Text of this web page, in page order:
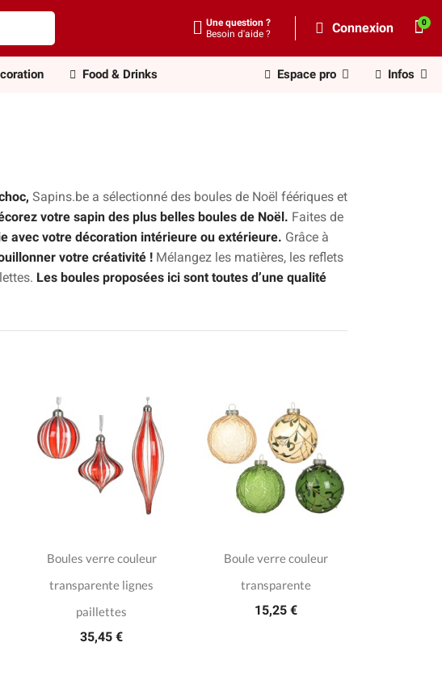
Une question ?
Besoin d'aide ?
Connexion
Food & Drinks Espace pro Infos
Sapins.be a sélectionné des boules de Noël féériques et
votre sapin des plus belles boules de Noël. Faites de
avec votre décoration intérieure ou extérieure. Grâce à
votre créativité ! Mélangez les matières, les reflets
Les boules proposées ici sont toutes d’une qualité
Boules verre couleur
transparente lignes
paillettes
35,45 €
Boule verre couleur
transparente
15,25 €